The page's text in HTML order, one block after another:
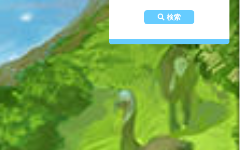
検索